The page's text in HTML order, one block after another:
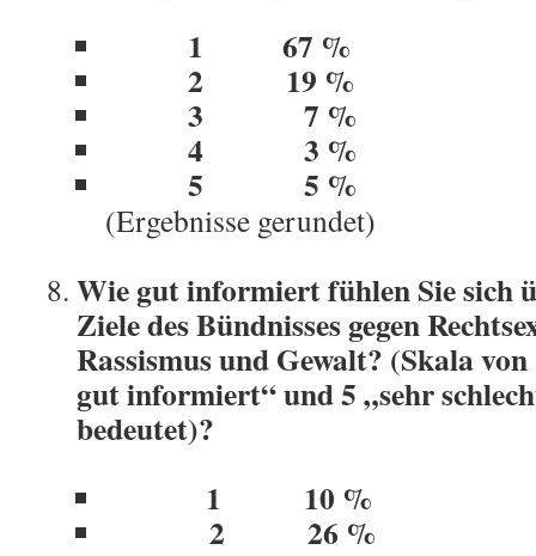
1 67 %
2 19 %
3 7 %
4 3 %
5 5
(Ergebnisse gerundet)
Wie gut informiert fühlen Sie sich
Ziele des Bündnisses gegen
Rassismus und Gewalt? (Skala
gut informiert“ und 5 „sehr
bedeutet)?
1 10 %
2 26 %